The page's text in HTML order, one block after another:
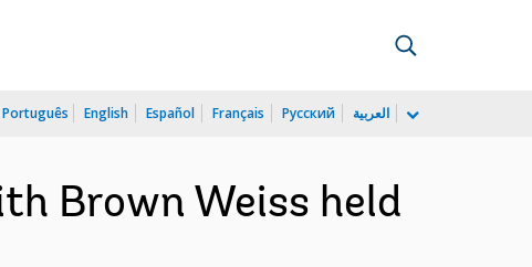
Português English Español Français Русский العربية
Brown Weiss held